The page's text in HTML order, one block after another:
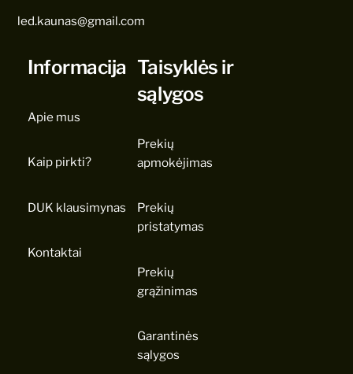
led.kaunas@gmail.com
Informacija
Apie mus
Kaip pirkti?
DUK klausimynas
Kontaktai
Taisyklės ir
sąlygos
Prekių
apmokėjimas
Prekių
pristatymas
Prekių
grąžinimas
Garantinės
sąlygos